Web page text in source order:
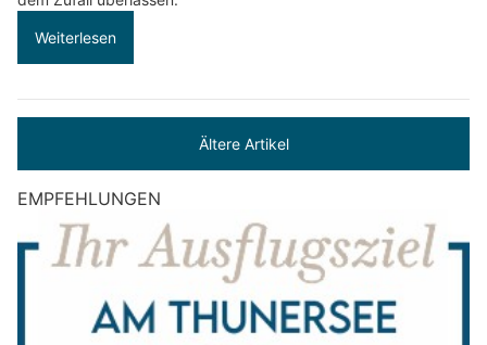
Weiterlesen
Ältere Artikel
EMPFEHLUNGEN